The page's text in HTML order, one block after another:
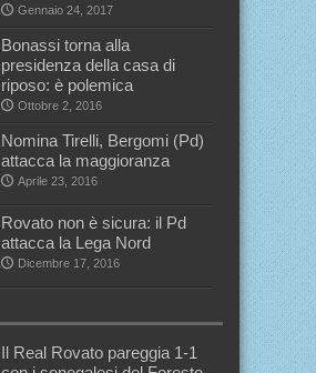
Gennaio 24, 2017
Bonassi torna alla
presidenza della casa di
riposo: è polemica
Ottobre 2, 2016
Nomina Tirelli, Bergomi (Pd)
attacca la maggioranza
Aprile 23, 2016
Rovato non è sicura: il Pd
attacca la Lega Nord
Dicembre 17, 2016
Il Real Rovato pareggia 1-1